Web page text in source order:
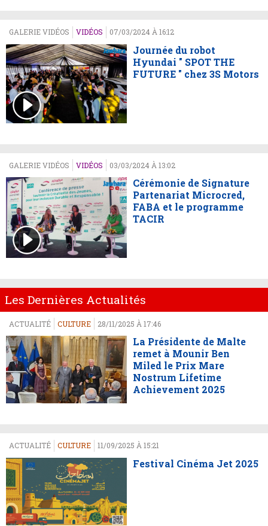
GALERIE VIDÉOS VIDÉOS 07/03/2024 À 16:12
Journée du robot
Hyundai " SPOT THE
FUTURE " chez 3S Motors
GALERIE VIDÉOS VIDÉOS 03/03/2024 À 13:02
Cérémonie de Signature
Partenariat Microcred,
FABA et le programme
TACIR
Les Dernières Actualités
ACTUALITÉ CULTURE 28/11/2025 À 17:46
La Présidente de Malte
remet à Mounir Ben
Miled le Prix Mare
Nostrum Lifetime
Achievement 2025
ACTUALITÉ CULTURE 11/09/2025 À 15:21
Festival Cinéma Jet 2025